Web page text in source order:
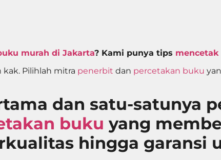
murah di Jakarta? Kami punya tips mencetak
Pilihlah mitra penerbit dan percetakan buku
dan satu-satunya
buku yang
hingga garansi